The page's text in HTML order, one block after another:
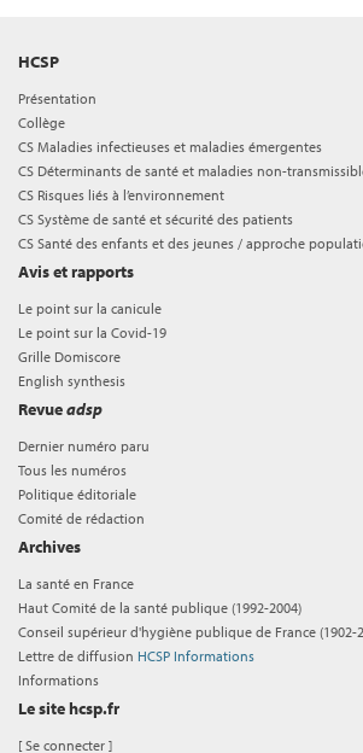
HCSP
Présentation
Collège
CS Maladies infectieuses et maladies émergentes
CS Déterminants de santé et maladies non-
CS Risques liés à l’environnement
CS Système de santé et sécurité des patients
CS Santé des enfants et des jeunes / approche
Avis et rapports
Le point sur la canicule
Le point sur la Covid-19
Grille Domiscore
English synthesis
Revueadsp
Dernier numéro paru
Tous les numéros
Politique éditoriale
Comité de rédaction
Archives
La santé en France
Haut Comité de la santé publique (1992-2004)
Conseil supérieur d'hygiène publique de France (1902-
Lettre de diffusion HCSP Informations
Informations
Le site hcsp.fr
[Se connecter ]